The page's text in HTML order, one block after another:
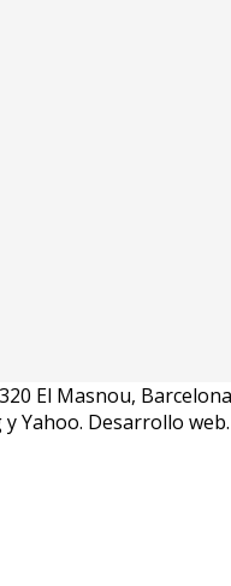
El Masnou,
Desarrollo web.